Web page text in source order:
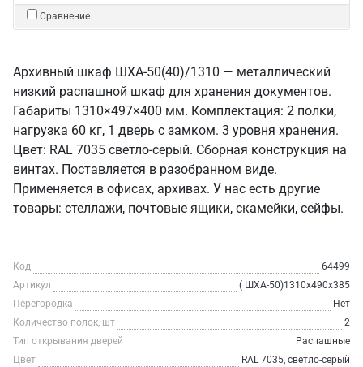
Сравнение
Архивный шкаф ШХА-50(40)/1310 — металлический
низкий распашной шкаф для хранения документов.
Габариты 1310×497×400 мм. Комплектация: 2 полки,
нагрузка 60 кг, 1 дверь с замком. 3 уровня хранения.
Цвет: RAL 7035 светло-серый. Сборная конструкция на
винтах. Поставляется в разобранном виде.
Применяется в офисах, архивах. У нас есть другие
товары: стеллажи, почтовые ящики, скамейки, сейфы.
Код
64499
Артикул
( ШХА-50)1310x490x385
Перегородка
Нет
Количество полок, шт
2
Тип открывания дверей
Распашные
Цвет
RAL 7035, светло-серый